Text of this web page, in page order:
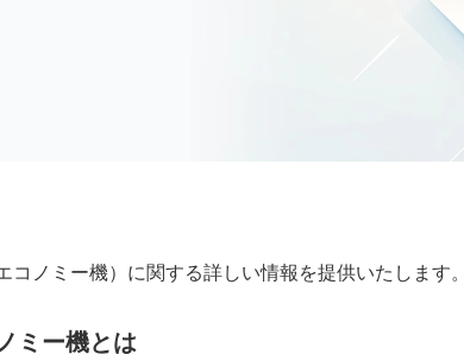
コノミー機）に関する詳しい情報を提供いたします。
ミー機とは